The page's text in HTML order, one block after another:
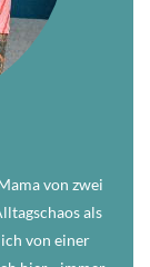
von zwei
als
von einer